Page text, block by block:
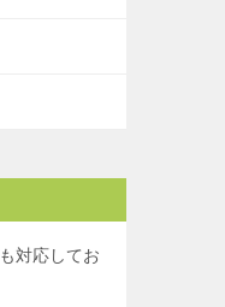
も対応してお